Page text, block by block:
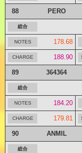
88 PERO
178.68
188.90
89 364364
184.20
179.81
90 ANMIL